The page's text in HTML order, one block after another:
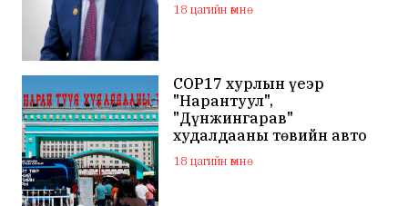
18 цагийн өмнө
COP17 хурлын үеэр
"Нарантуул",
"Дүнжингарав"
худалдааны төвийн авто
зогсоолыг хаана
18 цагийн өмнө